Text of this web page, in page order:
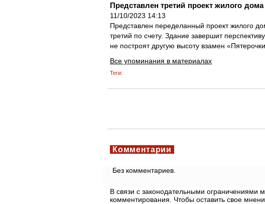
Представлен третий проект жилого
11/10/2023 14:13
Представлен переделанный проект жилого
третий по счету. Здание завершит
не построят другую высоту взамен
Все упоминания в материалах
Теги:
Комментарии
Без комментариев.
В связи с законодательными ограничениями
комментирования. Чтобы оставить свое